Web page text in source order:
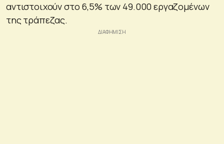
αντιστοιχούν στο 6,5% των 49.000 εργαζομένων
της τράπεζας.